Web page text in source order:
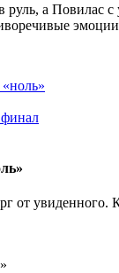
а Повилас с
от